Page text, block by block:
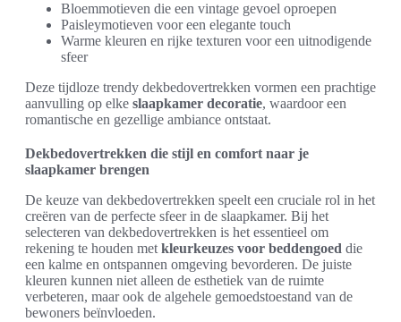
Bloemmotieven die een vintage gevoel oproepen
Paisleymotieven voor een elegante touch
Warme kleuren en rijke texturen voor een uitnodigende
sfeer
Deze tijdloze trendy dekbedovertrekken vormen een prachtige
aanvulling op elke slaapkamer decoratie, waardoor een
romantische en gezellige ambiance ontstaat.
Dekbedovertrekken die stijl en comfort naar je
slaapkamer brengen
De keuze van dekbedovertrekken speelt een cruciale rol in het
creëren van de perfecte sfeer in de slaapkamer. Bij het
selecteren van dekbedovertrekken is het essentieel om
rekening te houden met kleurkeuzes voor beddengoed die
een kalme en ontspannen omgeving bevorderen. De juiste
kleuren kunnen niet alleen de esthetiek van de ruimte
verbeteren, maar ook de algehele gemoedstoestand van de
bewoners beïnvloeden.